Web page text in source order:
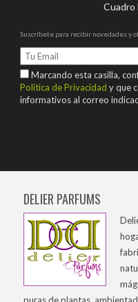
Cuadro
Suscríbete para recibir novedades y
Marcando esta casilla,
Política de Privacidad y que
informativos al correo
DELIER PARFUMS